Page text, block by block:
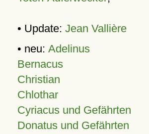
• Update: Jean Vallière
• neu: Adelinus
Bernacus
Christian
Chlothar
Cyriacus und Gefährten
Donatus und Gefährten